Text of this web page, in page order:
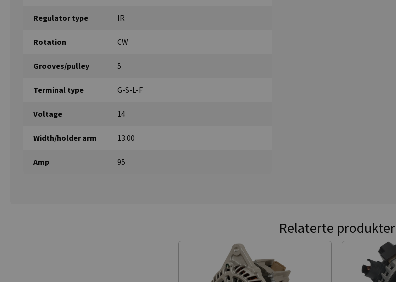
Regulator type IR
Rotation CW
Grooves/pulley 5
Terminal type G-S-L-F
Voltage 14
Width/holder arm 13.00
Amp 95
Relaterte produkter